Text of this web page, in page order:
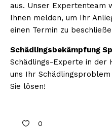
aus. Unser Expertenteam
Ihnen melden, um Ihr
einen Termin zu
Schädlingsbekämpfung
Schädlings-Experte in der
uns Ihr
Sie lösen!
0